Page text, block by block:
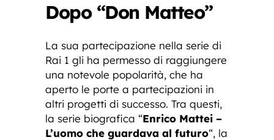
Dopo “Don Matteo”
La sua partecipazione nella serie di
Rai 1 gli ha permesso di raggiungere
una notevole popolarità, che ha
aperto le porte a partecipazioni in
altri progetti di successo. Tra questi,
la serie biografica “Enrico Mattei –
L’uomo che guardava al futuro“, la